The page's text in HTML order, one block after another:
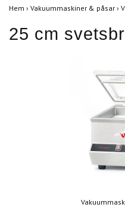
Hem › Vakuummaskiner & påsar ›
25 cm